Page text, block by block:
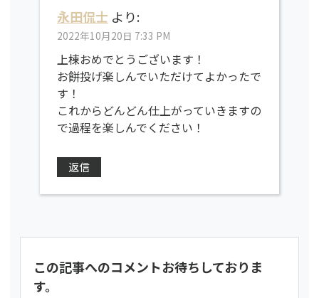
永田侃士 より:
2022年10月20日 7:33 PM
上棟おめでとうございます！
お餅投げ楽しんでいただけてよかったで
す！
これからどんどん仕上がっていきますの
で過程を楽しんでください！
返信
この記事へのコメントお待ちしておりま
す。